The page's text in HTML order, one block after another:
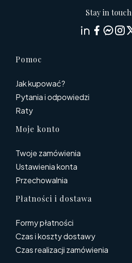
Stay in touch
Linki w stopce
Pomoc
Jak kupować?
Pytania i odpowiedzi
Raty
Moje konto
Twoje zamówienia
Ustawienia konta
Przechowalnia
Płatności i dostawa
Formy płatności
Czas i koszty dostawy
Czas realizacji zamówienia